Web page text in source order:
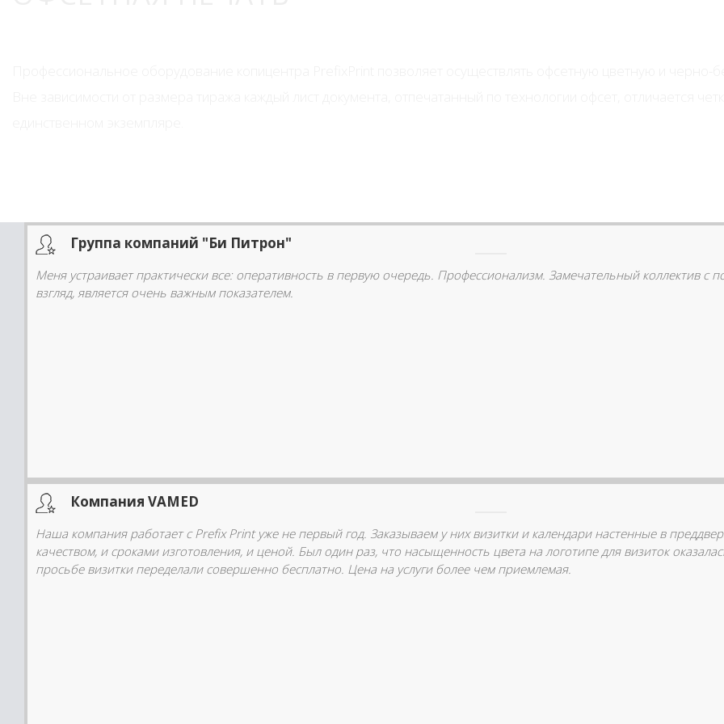
Группа компаний "Би Питрон"
Меня устраивает практически все: оперативность в первую очередь. Профессионализм. Замечательный коллектив с
взгляд, является очень важным показателем.
Компания VAMED
Наша компания работает с Prefix Print уже не первый год. Заказываем у них визитки и календари настенные в
качеством, и сроками изготовления, и ценой. Был один раз, что насыщенность цвета на логотипе для визиток
просьбе визитки переделали совершенно бесплатно. Цена на услуги более чем приемлемая.